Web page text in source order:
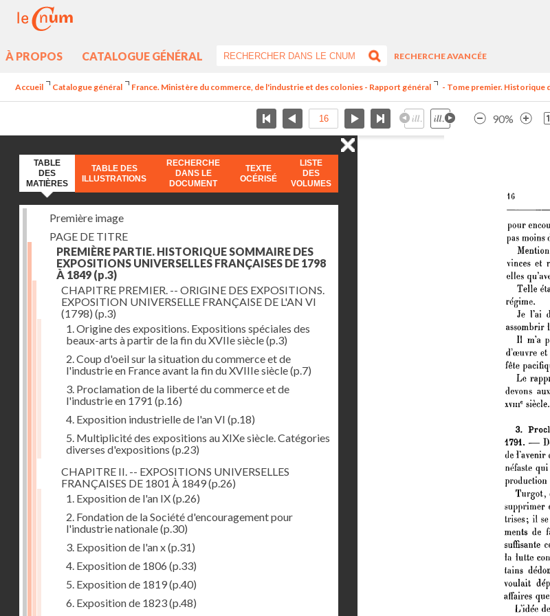
À PROPOS CATALOGUE GÉNÉRAL
RECHERCHE AVANCÉE
Accueil Catalogue général France. Ministère du commerce, de l'industrie et des colonies - Rapport général - Tome premier. Historique
90%
TABLE
DES
MATIÈRES
TABLE DES
ILLUSTRATIONS
RECHERCHE
DANS LE
DOCUMENT
TEXTE
OCÉRISÉ
LISTE
DES
VOLUMES
Première image
PAGE DE TITRE
PREMIÈRE PARTIE. HISTORIQUE SOMMAIRE DES
EXPOSITIONS UNIVERSELLES FRANÇAISES DE 1798
À 1849 (p.3)
CHAPITRE PREMIER. -- ORIGINE DES EXPOSITIONS.
EXPOSITION UNIVERSELLE FRANÇAISE DE L'AN VI
(1798) (p.3)
1. Origine des expositions. Expositions spéciales des
beaux-arts à partir de la fin du XVIIe siècle(p.3)
2. Coup d'oeil sur la situation du commerce et de
l'industrie en France avant la fin du XVIIIe siècle(p.7)
3. Proclamation de la liberté du commerce et de
l'industrie en 1791 (p.16)
4. Exposition industrielle de l'an VI (p.18)
5. Multiplicité des expositions au XIXe siècle. Catégories
diverses d'expositions (p.23)
CHAPITRE II. -- EXPOSITIONS UNIVERSELLES
FRANÇAISES DE 1801 À 1849(p.26)
1. Exposition de l'an IX(p.26)
2. Fondation de la Société d'encouragement pour
l'industrie nationale(p.30)
3. Exposition de l'an x(p.31)
4. Exposition de 1806 (p.33)
5. Exposition de 1819(p.40)
6. Exposition de 1823(p.48)